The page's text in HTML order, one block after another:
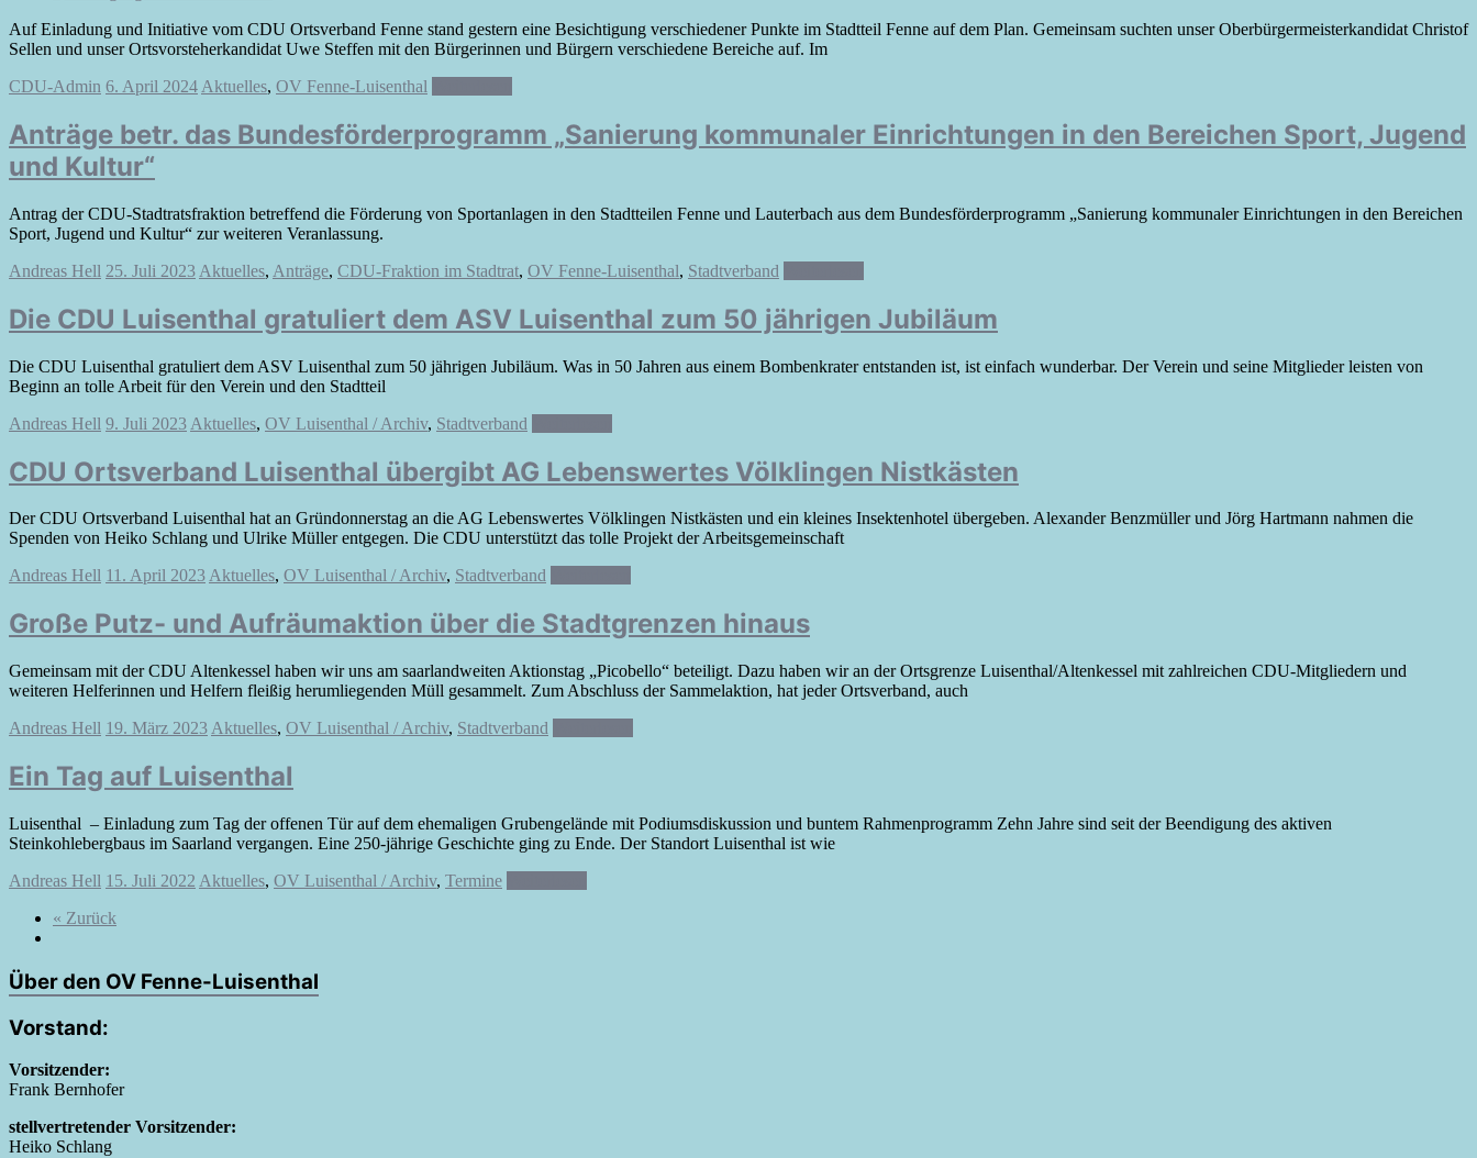
Auf Einladung und Initiative vom CDU Ortsverband Fenne stand gestern eine Besichtigung verschiedener Punkte im Stadtteil Fenne auf dem Plan. Gemeinsam suchten unser Oberbürgermeisterkandidat Christof
Sellen und unser Ortsvorsteherkandidat Uwe Steffen mit den Bürgerinnen und Bürgern verschiedene Bereiche auf. Im
CDU-Admin 6. April 2024 Aktuelles, OV Fenne-Luisenthal
Anträge betr. das Bundesförderprogramm „Sanierung kommunaler Einrichtungen in den Bereichen Sport, Jugend
und Kultur“
Antrag der CDU-Stadtratsfraktion betreffend die Förderung von Sportanlagen in den Stadtteilen Fenne und Lauterbach aus dem Bundesförderprogramm „Sanierung kommunaler Einrichtungen in den Bereichen
Sport, Jugend und Kultur“ zur weiteren Veranlassung.
Andreas Hell 25. Juli 2023 Aktuelles, Anträge, CDU-Fraktion im Stadtrat, OV Fenne-Luisenthal, Stadtverband
Die CDU Luisenthal gratuliert dem ASV Luisenthal zum 50 jährigen Jubiläum
Die CDU Luisenthal gratuliert dem ASV Luisenthal zum 50 jährigen Jubiläum. Was in 50 Jahren aus einem Bombenkrater entstanden ist, ist einfach wunderbar. Der Verein und seine Mitglieder leisten von
Beginn an tolle Arbeit für den Verein und den Stadtteil
Andreas Hell 9. Juli 2023 Aktuelles, OV Luisenthal / Archiv, Stadtverband
CDU Ortsverband Luisenthal übergibt AG Lebenswertes Völklingen Nistkästen
Der CDU Ortsverband Luisenthal hat an Gründonnerstag an die AG Lebenswertes Völklingen Nistkästen und ein kleines Insektenhotel übergeben. Alexander Benzmüller und Jörg Hartmann nahmen die
Spenden von Heiko Schlang und Ulrike Müller entgegen. Die CDU unterstützt das tolle Projekt der Arbeitsgemeinschaft
Andreas Hell 11. April 2023Aktuelles, OV Luisenthal / Archiv, Stadtverband
Große Putz- und Aufräumaktion über die Stadtgrenzen hinaus
Gemeinsam mit der CDU Altenkessel haben wir uns am saarlandweiten Aktionstag „Picobello“ beteiligt. Dazu haben wir an der Ortsgrenze Luisenthal/Altenkessel mit zahlreichen CDU-Mitgliedern und
weiteren Helferinnen und Helfern fleißig herumliegenden Müll gesammelt. Zum Abschluss der Sammelaktion, hat jeder Ortsverband, auch
Andreas Hell 19. März 2023 Aktuelles, OV Luisenthal / Archiv, Stadtverband
Ein Tag auf Luisenthal
Luisenthal – Einladung zum Tag der offenen Tür auf dem ehemaligen Grubengelände mit Podiumsdiskussion und buntem Rahmenprogramm Zehn Jahre sind seit der Beendigung des aktiven
Steinkohlebergbaus im Saarland vergangen. Eine 250-jährige Geschichte ging zu Ende. Der Standort Luisenthal ist wie
Andreas Hell 15. Juli 2022 Aktuelles, OV Luisenthal / Archiv, Termine
« Zurück
Über den OV Fenne-Luisenthal
Vorstand:
Vorsitzender:
Frank Bernhofer
stellvertretender Vorsitzender:
Heiko Schlang